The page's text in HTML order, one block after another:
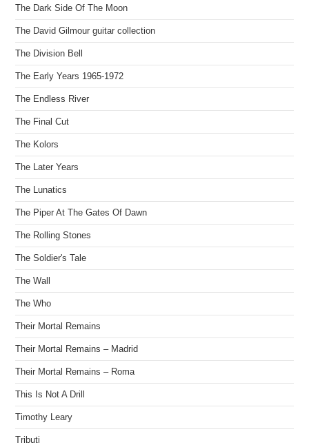
The Dark Side Of The Moon
The David Gilmour guitar collection
The Division Bell
The Early Years 1965-1972
The Endless River
The Final Cut
The Kolors
The Later Years
The Lunatics
The Piper At The Gates Of Dawn
The Rolling Stones
The Soldier's Tale
The Wall
The Who
Their Mortal Remains
Their Mortal Remains – Madrid
Their Mortal Remains – Roma
This Is Not A Drill
Timothy Leary
Tributi